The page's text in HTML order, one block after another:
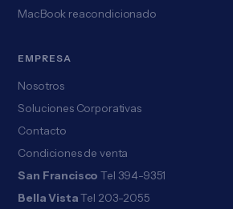
MacBook reacondicionado
EMPRESA
Nosotros
Soluciones Corporativas
Contacto
Condiciones de venta
San Francisco Tel 394-9351
Bella Vista Tel 203-2055